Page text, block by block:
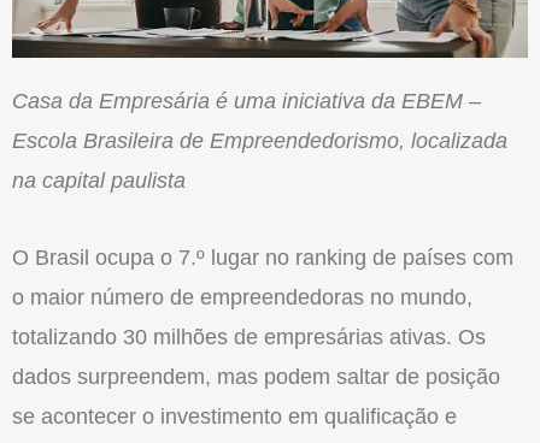
Casa da Empresária é uma iniciativa da EBEM –
Escola Brasileira de Empreendedorismo, localizada
na capital paulista
O Brasil ocupa o 7.º lugar no ranking de países com
o maior número de empreendedoras no mundo,
totalizando 30 milhões de empresárias ativas. Os
dados surpreendem, mas podem saltar de posição
se acontecer o investimento em qualificação e